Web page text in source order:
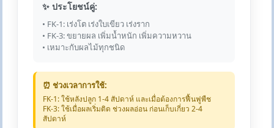
✨ ประโยชน์คู่:
• FK-1: เร่งโต เร่งใบเขียว เร่งราก
• FK-3: ขยายผล เพิ่มน้ำหนัก เพิ่มความหวาน
• เหมาะกับผลไม้ทุกชนิด
⏰ ช่วงเวลาการใช้:
FK-1: ใช้หลังปลูก 1-4 สัปดาห์ และเมื่อต้องการฟื้นฟูพืช
FK-3: ใช้เมื่อผลเริ่มติด ช่วงผลอ่อน ก่อนเก็บเกี่ยว 2-4
สัปดาห์